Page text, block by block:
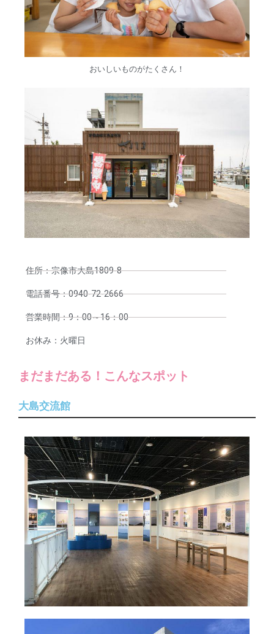
おいしいものがたくさん！
住所：宗像市大島1809-8
電話番号：0940-72-2666
営業時間：9：00～16：00
お休み：火曜日
まだまだある！こんなスポット
大島交流館